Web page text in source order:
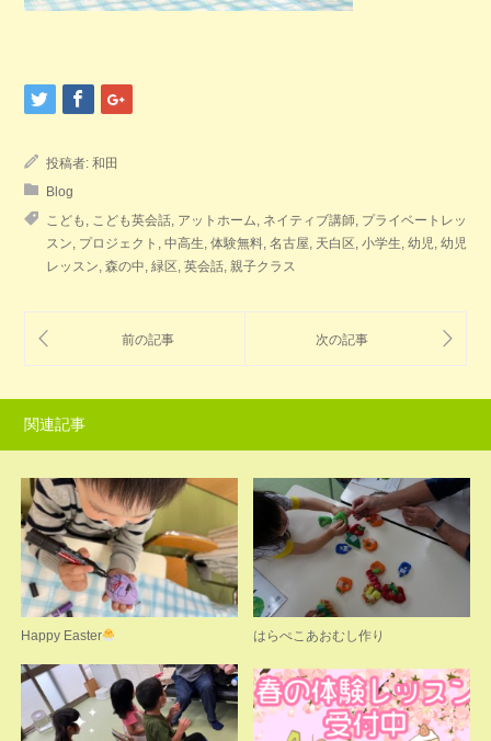
投稿者: 和田
Blog
こども , こども英会話, アットホーム, ネイティブ講師, プライベートレッ
スン, プロジェクト , 中高生, 体験無料, 名古屋, 天白区, 小学生, 幼児, 幼児
レッスン, 森の中, 緑区, 英会話, 親子クラス
関連記事
Happy Easter はらぺこあおむし作り